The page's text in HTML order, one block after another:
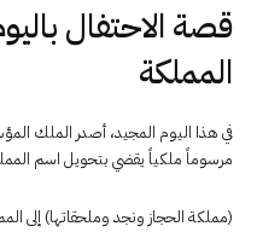
قصة الاحتفال
المملكة
في هذا اليوم المجيد، أصدر الملك
مرسوماً ملكياً يقضي بتحويل اسم
(مملكة الحجاز ونجد وملحقاتها) إلى